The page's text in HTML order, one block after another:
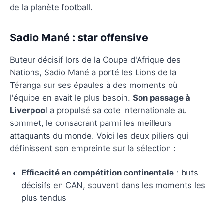
de la planète football.
Sadio Mané : star offensive
Buteur décisif lors de la Coupe d'Afrique des
Nations, Sadio Mané a porté les Lions de la
Téranga sur ses épaules à des moments où
l'équipe en avait le plus besoin. Son passage à
Liverpool a propulsé sa cote internationale au
sommet, le consacrant parmi les meilleurs
attaquants du monde. Voici les deux piliers qui
définissent son empreinte sur la sélection :
Efficacité en compétition continentale : buts
décisifs en CAN, souvent dans les moments les
plus tendus